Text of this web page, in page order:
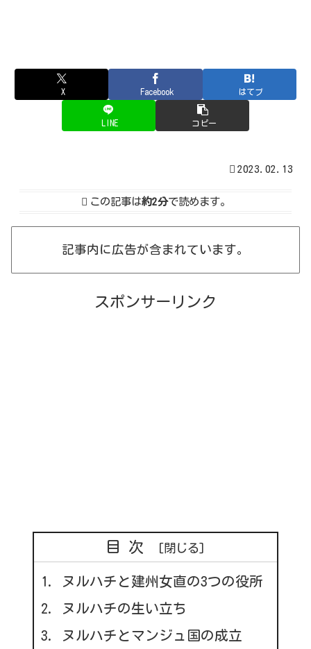
X Facebook はてブ
LINE コピー
2023.02.13
この記事は約2分で読めます。
記事内に広告が含まれています。
スポンサーリンク
目次
ヌルハチと建州女直の3つの役所
ヌルハチの生い立ち
ヌルハチとマンジュ国の成立